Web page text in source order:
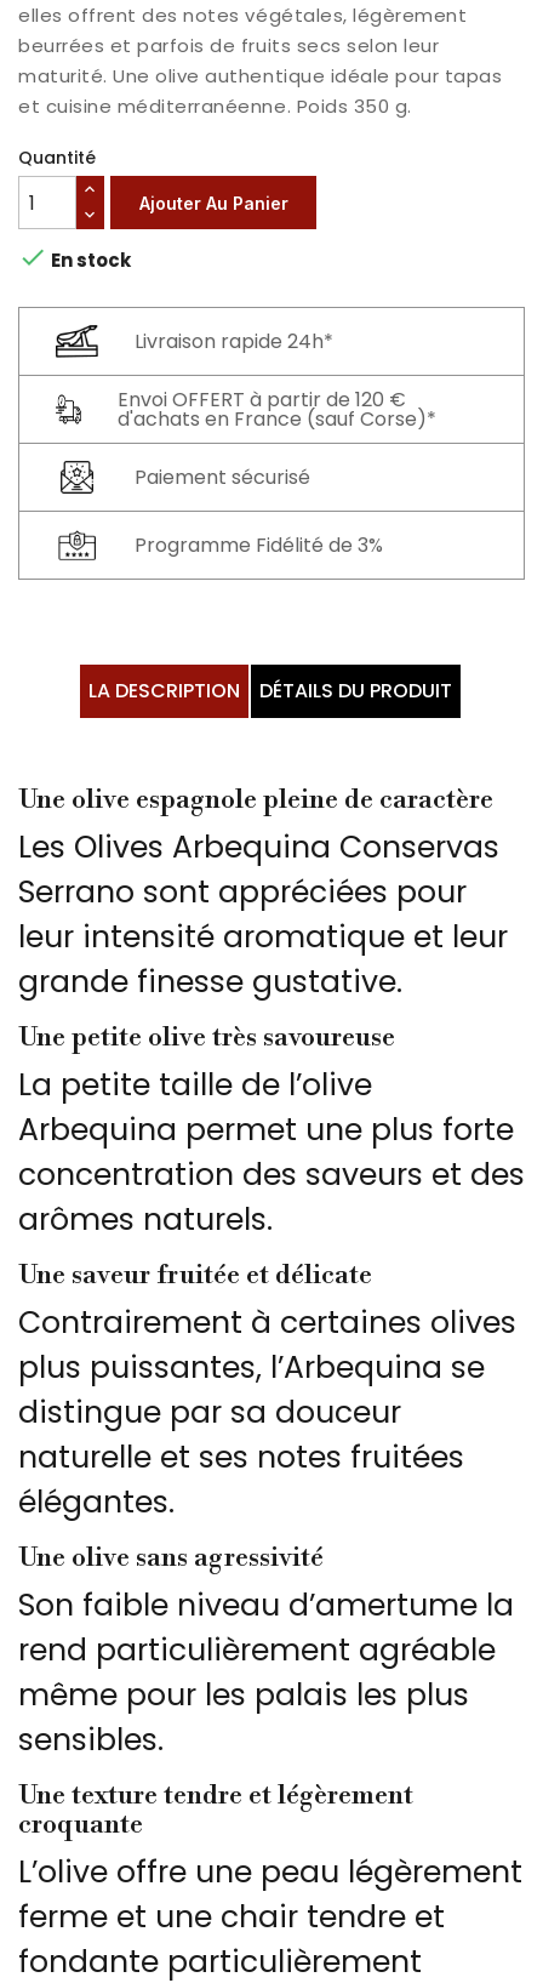
elles offrent des notes végétales, légèrement
beurrées et parfois de fruits secs selon leur
maturité. Une olive authentique idéale pour tapas
et cuisine méditerranéenne. Poids 350 g.
Quantité
Ajouter Au Panier
 En stock
Livraison rapide 24h*
Envoi OFFERT à partir de 120 €
d'achats en France (sauf Corse)*
Paiement sécurisé
Programme Fidélité de 3%
LA DESCRIPTION DÉTAILS DU PRODUIT
Une olive espagnole pleine de caractère
Les Olives Arbequina Conservas
Serrano sont appréciées pour
leur intensité aromatique et leur
grande finesse gustative.
Une petite olive très savoureuse
La petite taille de l’olive
Arbequina permet une plus forte
concentration des saveurs et des
arômes naturels.
Une saveur fruitée et délicate
Contrairement à certaines olives
plus puissantes, l’Arbequina se
distingue par sa douceur
naturelle et ses notes fruitées
élégantes.
Une olive sans agressivité
Son faible niveau d’amertume la
rend particulièrement agréable
même pour les palais les plus
sensibles.
Une texture tendre et légèrement
croquante
L’olive offre une peau légèrement
ferme et une chair tendre et
fondante particulièrement